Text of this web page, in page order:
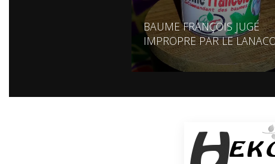
BAUME FRANÇOIS JUGÉ
IMPROPRE PAR LE